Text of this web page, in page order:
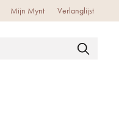
Mijn Mynt Verlanglijst